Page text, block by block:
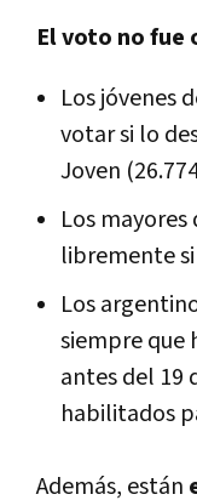
El voto no
Los jóvenes
votar si lo
Joven
Los mayores
libremente
Los
siempre que
antes del 19
habilitados
Además, están